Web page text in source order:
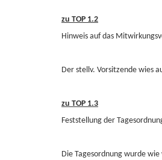
zu TOP 1.2
Hinweis auf das
Der stellv. Vorsitzende wies
zu TOP 1.3
Feststellung der
Die Tagesordnung wurde